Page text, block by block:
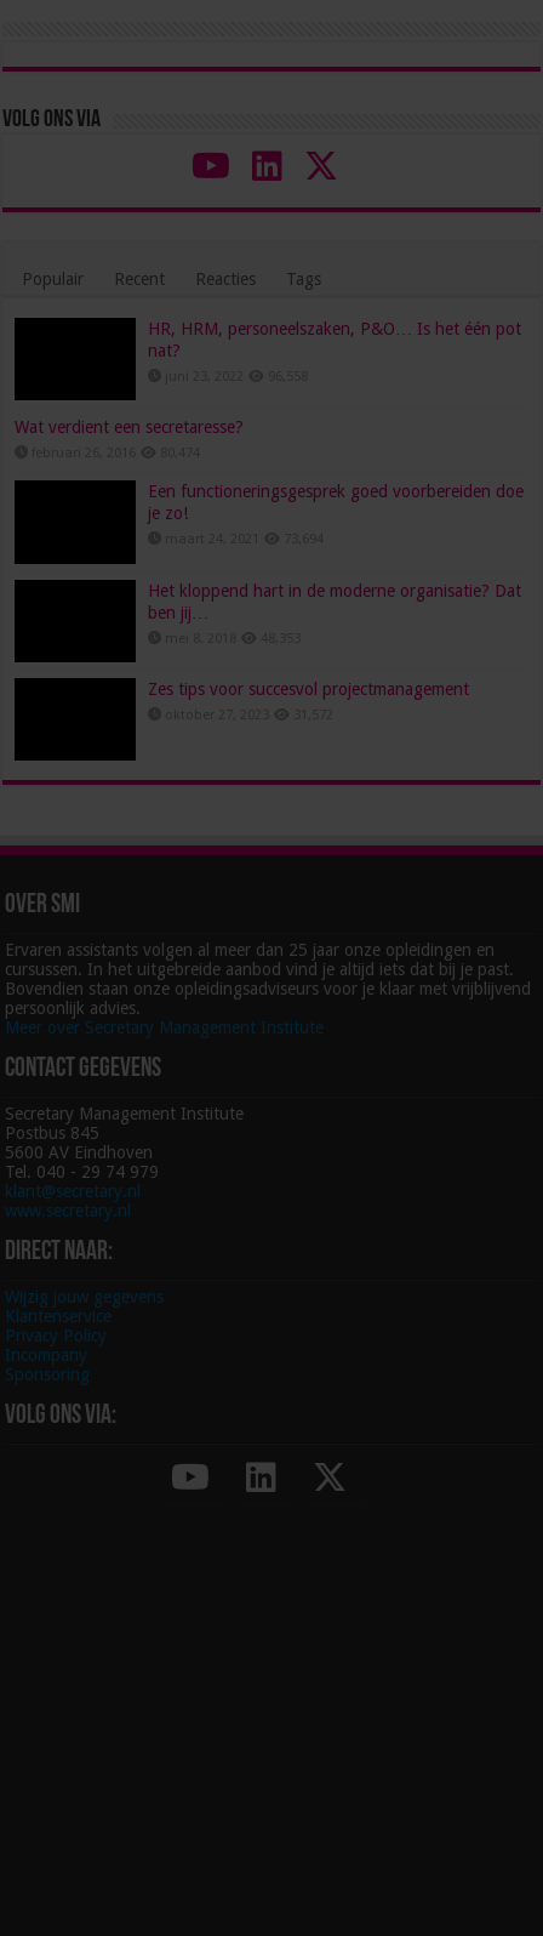
Volg ons via
Populair Recent Reacties Tags
HR, HRM, personeelszaken, P&O… Is het één pot
nat?
Wat verdient een secretaresse?
Een functioneringsgesprek goed voorbereiden doe
je zo!
Het kloppend hart in de moderne organisatie? Dat
ben jij…
Zes tips voor succesvol projectmanagement
Over SMI
Ervaren assistants volgen al meer dan 25 jaar onze opleidingen en
cursussen. In het uitgebreide aanbod vind je altijd iets dat bij je past.
Bovendien staan onze opleidingsadviseurs voor je klaar met vrijblijvend
persoonlijk advies.
Meer over Secretary Management Institute
Contact gegevens
Secretary Management Institute
Postbus 845
5600 AV Eindhoven
Tel. 040 - 29 74 979
klant@secretary.nl
www.secretary.nl
Direct naar:
Wijzig jouw gegevens
Klantenservice
Privacy Policy
Incompany
Sponsoring
Volg ons via: